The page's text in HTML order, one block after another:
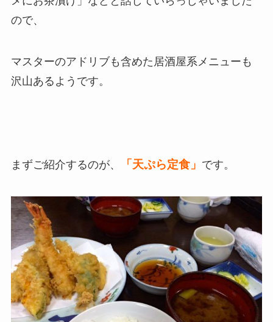
ので、
マスターのアドリブも含めた居酒屋系メニューも
沢山あるようです。
まずご紹介するのが、 「天ぷら定食」 です。